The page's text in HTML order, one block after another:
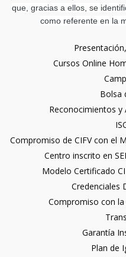
que, gracias a ellos, se
como referente en la
Cursos Online
Bolsa
Reconocimientos y
Compromiso de CIFV con el
Centro inscrito en
Modelo Certificado
Credenciales
Compromiso con la
Garantía
Plan de